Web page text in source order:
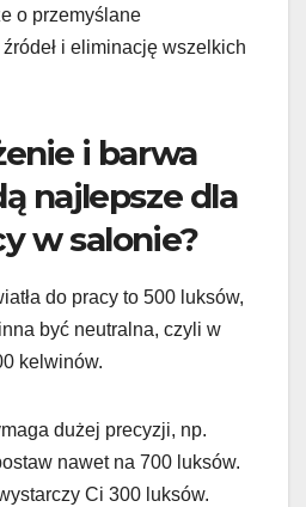
o przemyślane
i eliminację wszelkich
i barwa
najlepsze dla
w salonie?
do pracy to 500 luksów,
być neutralna, czyli w
kelwinów.
dużej precyzji, np.
nawet na 700 luksów.
Ci 300 luksów.